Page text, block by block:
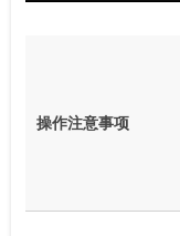
操作注意事项